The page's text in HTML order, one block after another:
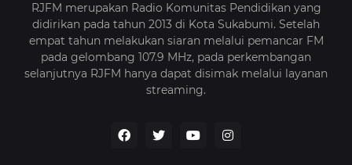
RJFM merupakan Radio Komunitas Pendidikan yang
didirikan pada tahun 2013 di Kota Sukabumi. Setelah
empat tahun melakukan siaran melalui pemancar FM
pada gelombang 107.9 MHz, pada perkembangan
selanjutnya RJFM hanya dapat disimak melalui layanan
streaming.